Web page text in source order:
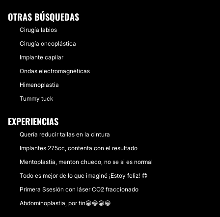
OTRAS BÚSQUEDAS
Cirugía labios
Cirugía oncoplástica
Implante capilar
Ondas electromagnéticas
Himenoplastia
Tummy tuck
EXPERIENCIAS
Quería reducir tallas en la cintura
Implantes 275cc, contenta con el resultado
Mentoplastia, menton chueco, no se si es normal
Todo es mejor de lo que imaginé ¡Estoy feliz! 😍
Primera Ssesión con láser CO2 fraccionado
Abdominoplastia, por fin😁😁😁😁